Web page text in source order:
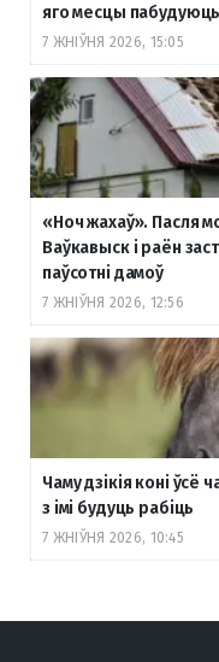
яго месцы пабудуюць
7 ЖНІЎНЯ 2026, 15:05
«Ноч жахаў». Пасля
Ваўкавыск і раён
паўсотні дамоў
7 ЖНІЎНЯ 2026, 12:56
Чаму дзікія коні ўсё
з імі будуць рабіць
7 ЖНІЎНЯ 2026, 10:45